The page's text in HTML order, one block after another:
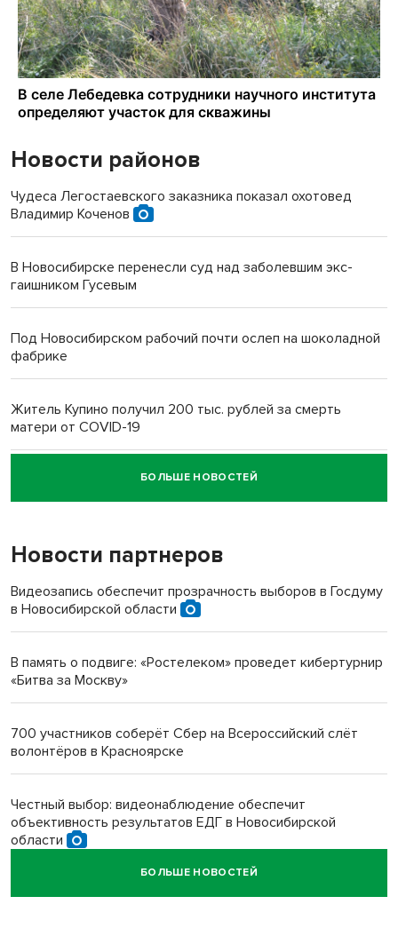
Новости районов
Чудеса Легостаевского заказника показал охотовед
Владимир Коченов
В Новосибирске перенесли суд над заболевшим экс-
гаишником Гусевым
Под Новосибирском рабочий почти ослеп на шоколадной
фабрике
Житель Купино получил 200 тыс. рублей за смерть
матери от COVID-19
Новосибирский суд наказал водителя за смерть
пенсионерки на вокзале
«Мы живём на пастбище!»: в новосибирском селе лошади
терроризируют жителей
Инвалид получил условный срок за избиение врачей
Новосибирский преподаватель с женой вошли в топ-16
Обновлённое отделение ВТБ открылось в Искитиме
БОЛЬШЕ НОВОСТЕЙ
Новости партнеров
Видеозапись обеспечит прозрачность выборов в Госдуму
в Новосибирской области
В память о подвиге: «Ростелеком» проведет кибертурнир
«Битва за Москву»
700 участников соберёт Сбер на Всероссийский слёт
волонтёров в Красноярске
Честный выбор: видеонаблюдение обеспечит
объективность результатов ЕДГ в Новосибирской
области
Кибертанки пошли в бой: «Ростелеком» объявляет
БОЛЬШЕ НОВОСТЕЙ